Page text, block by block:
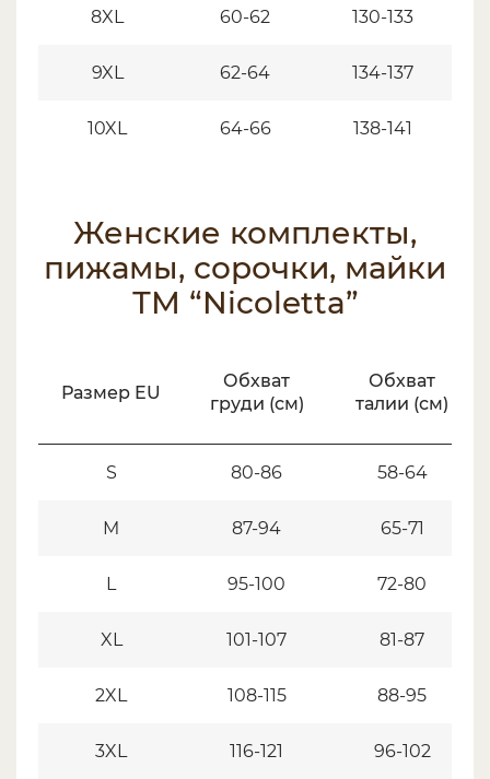
8XL 60-62 130-133
9XL 62-64 134-137
10XL 64-66 138-141
Женские комплекты,
пижамы, сорочки, майки
ТМ “Nicoletta”
Размер EU
Обхват
груди (см)
Обхват
талии (см)
S 80-86 58-64
M 87-94 65-71
L 95-100 72-80
XL 101-107 81-87
2XL 108-115 88-95
3XL 116-121 96-102